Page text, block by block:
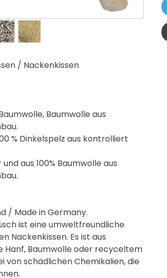
/ Nackenkissen
Baumwolle aus
% Dinkelspelz aus kontrolliert
aus 100% Baumwolle aus
/ Made in Germany.
ist eine umweltfreundliche
Nackenkissen. Es ist aus
Hanf, Baumwolle oder recyceltem
von schädlichen Chemikalien, die